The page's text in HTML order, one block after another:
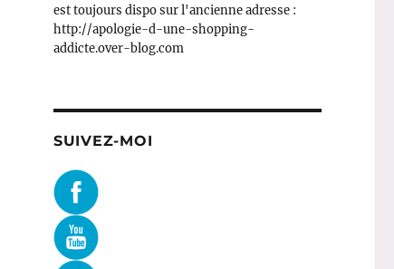
est toujours dispo sur l'ancienne adresse :
http://apologie-d-une-shopping-
addicte.over-blog.com
SUIVEZ-MOI